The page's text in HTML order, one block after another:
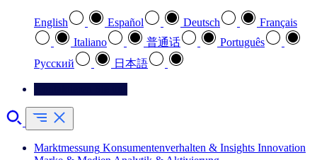
English Español Deutsch
Français
Italiano
普通话
Português
Pусский
日本語
Marktmessung Konsumentenverhalten & Insights Innovation